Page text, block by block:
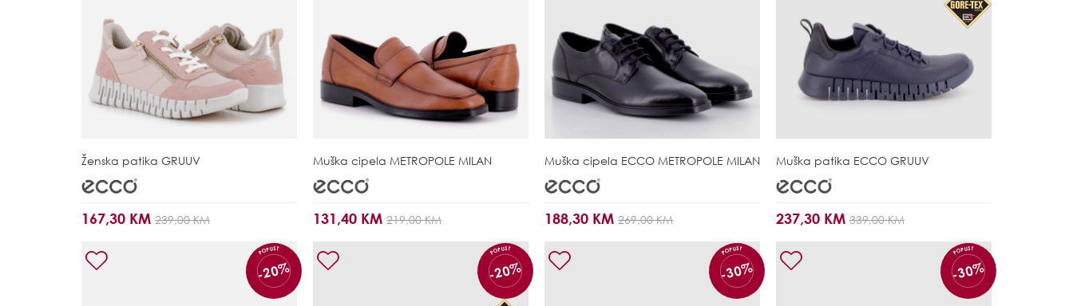
Ženska patika GRUUV
167,30 KM 239,00 KM
Muška cipela METROPOLE MILAN
131,40 KM 219,00 KM
Muška cipela ECCO METROPOLE MILAN
188,30 KM 269,00 KM
Muška patika ECCO GRUUV
237,30 KM 339,00 KM
POPUST
-20%
POPUST
-20%
POPUST
-30%
POPUST
-30%